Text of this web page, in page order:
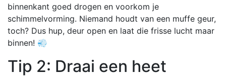
binnenkant goed drogen en voorkom je
schimmelvorming. Niemand houdt van een muffe geur,
toch? Dus hup, deur open en laat die frisse lucht maar
binnen! 💨
Tip 2: Draai een heet